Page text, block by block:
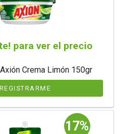
para ver el precio
Crema Limón 150gr
REGISTRARME
17%